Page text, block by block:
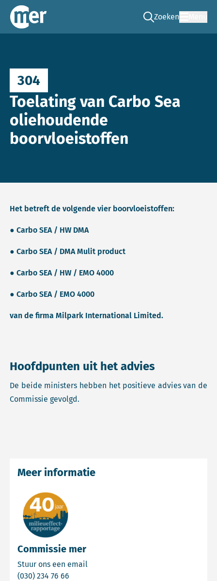
Commissie mer
Zoeken
Ga naar de zoek
304
Toelating van Carbo Sea
oliehoudende
boorvloeistoffen
Het betreft de volgende vier boorvloeistoffen:
● Carbo SEA / HW DMA
● Carbo SEA / DMA Mulit product
● Carbo SEA / HW / EMO 4000
● Carbo SEA / EMO 4000
van de firma Milpark International Limited.
Hoofdpunten uit het advies
De beide ministers hebben het positieve advies van de
Commissie gevolgd.
Commissie mer
Stuur ons een email
(030) 234 76 66
Meer informatie